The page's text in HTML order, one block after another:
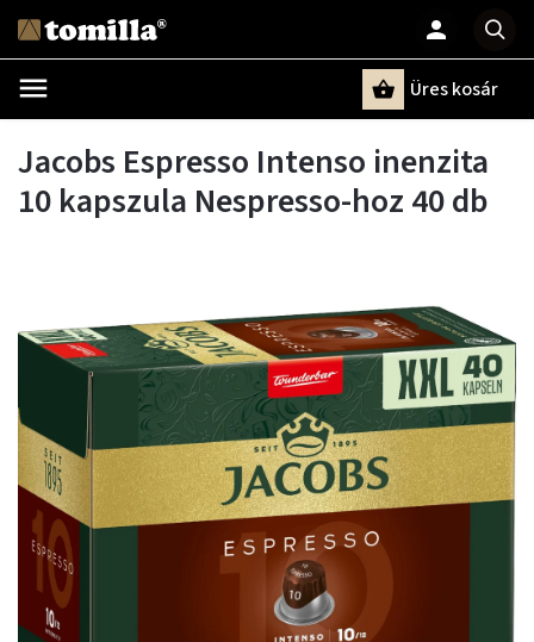
Üres kosár
Jacobs Espresso Intenso inenzita
10 kapszula Nespresso-hoz 40 db